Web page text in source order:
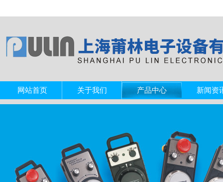
网站首页 关于我们 产品中心 新闻资